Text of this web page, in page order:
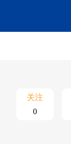
关注
0